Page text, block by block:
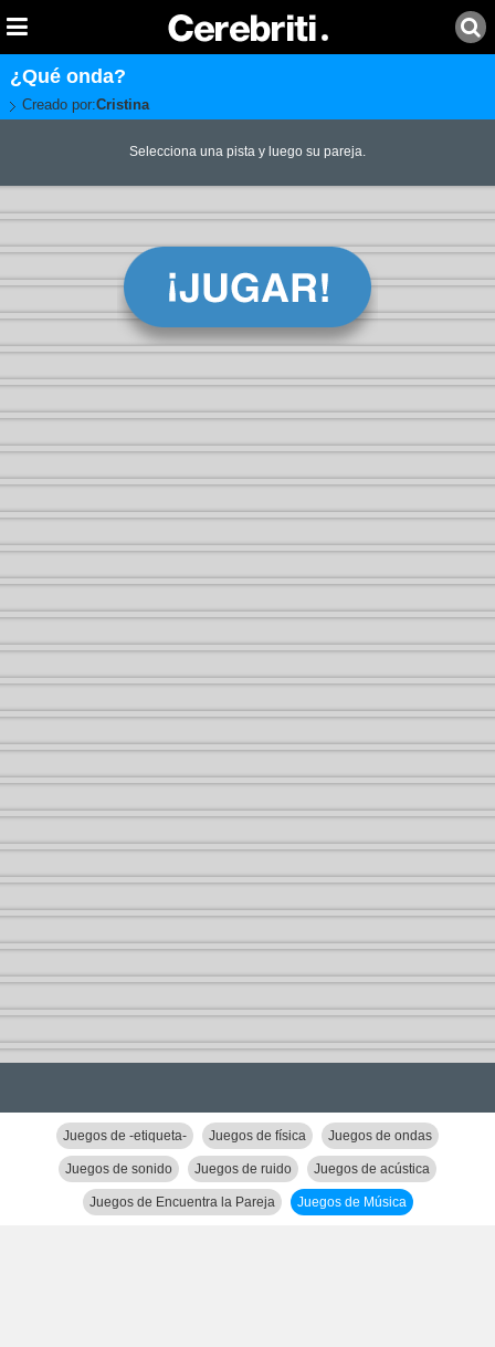
¿Qué onda?
Creado por:Cristina
Selecciona una pista y luego su pareja.
Juegos de -etiqueta- Juegos de física Juegos de ondas
Juegos de sonido Juegos de ruido Juegos de acústica
Juegos de Encuentra la Pareja Juegos de Música